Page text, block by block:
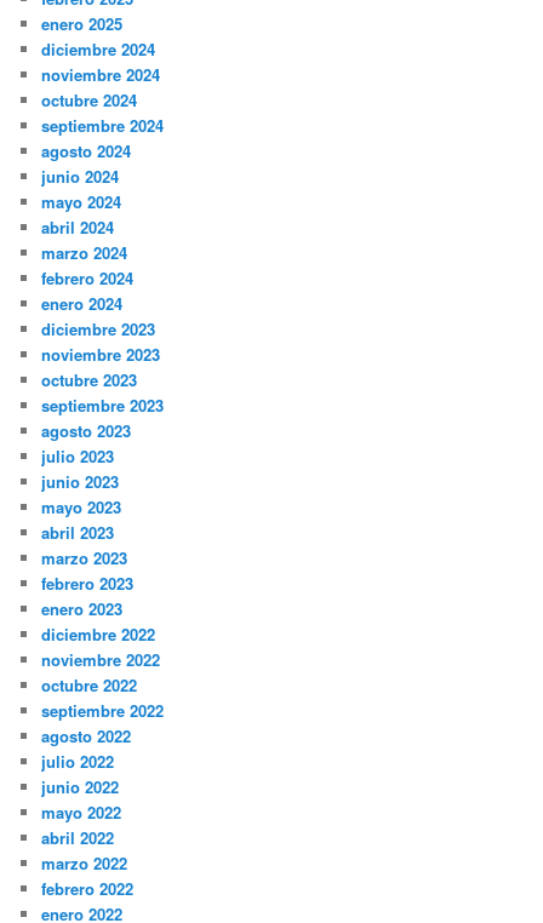
enero 2025
diciembre 2024
noviembre 2024
octubre 2024
septiembre 2024
agosto 2024
junio 2024
mayo 2024
abril 2024
marzo 2024
febrero 2024
enero 2024
diciembre 2023
noviembre 2023
octubre 2023
septiembre 2023
agosto 2023
julio 2023
junio 2023
mayo 2023
abril 2023
marzo 2023
febrero 2023
enero 2023
diciembre 2022
noviembre 2022
octubre 2022
septiembre 2022
agosto 2022
julio 2022
junio 2022
mayo 2022
abril 2022
marzo 2022
febrero 2022
enero 2022